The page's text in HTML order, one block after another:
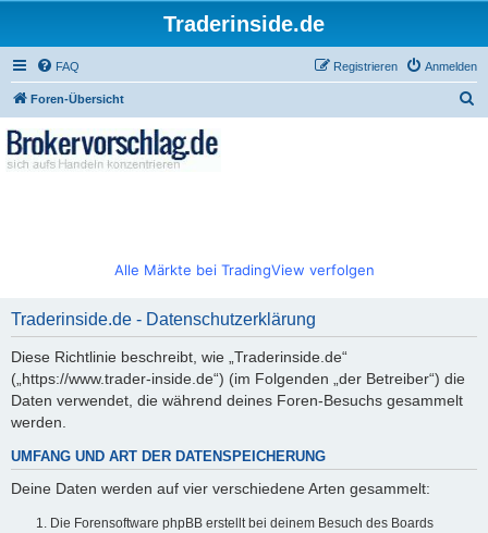
Traderinside.de
FAQ Anmelden
Registrieren
Foren-Übersicht
Alle Märkte bei TradingView verfolgen
Traderinside.de - Datenschutzerklärung
Diese Richtlinie beschreibt, wie „Traderinside.de“
(„https://www.trader-inside.de“) (im Folgenden „der Betreiber“) die
Daten verwendet, die während deines Foren-Besuchs gesammelt
werden.
UMFANG UND ART DER DATENSPEICHERUNG
Deine Daten werden auf vier verschiedene Arten gesammelt:
Die Forensoftware phpBB erstellt bei deinem Besuch des Boards